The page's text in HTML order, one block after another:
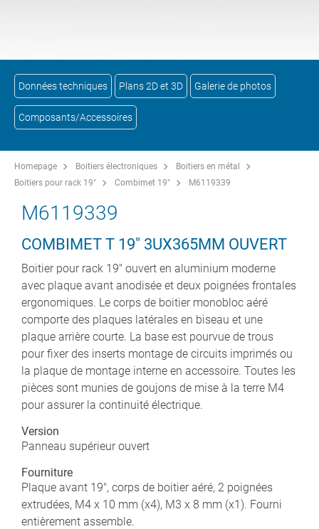
Données techniques Plans 2D et 3D Galerie de photos
Composants/Accessoires
Homepage Boitiers électroniques
Boitiers en métal
Boitiers pour rack 19"
Combimet 19" M6119339
M6119339
COMBIMET T 19" 3UX365MM OUVERT
Boitier pour rack 19" ouvert en aluminium moderne
avec plaque avant anodisée et deux poignées frontales
ergonomiques. Le corps de boitier monobloc aéré
comporte des plaques latérales en biseau et une
plaque arrière courte. La base est pourvue de trous
pour fixer des inserts montage de circuits imprimés ou
la plaque de montage interne en accessoire. Toutes les
pièces sont munies de goujons de mise à la terre M4
pour assurer la continuité électrique.
Version
Panneau supérieur ouvert
Fourniture
Plaque avant 19", corps de boitier aéré, 2 poignées
extrudées, M4 x 10 mm (x4), M3 x 8 mm (x1). Fourni
entièrement assemble.